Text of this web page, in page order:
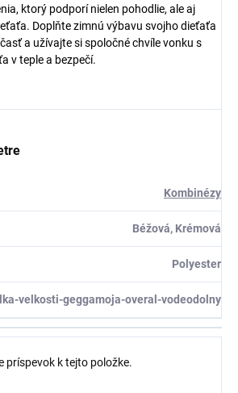
ktorý podporí nielen pohodlie, ale aj
Doplňte zimnú výbavu svojho dieťaťa
a užívajte si spoločné chvíle vonku s
v teple a bezpečí.
Kombinézy
Béžová, Krémová
Polyester
velkosti-geggamoja-overal-vodeodolny
príspevok k tejto položke.